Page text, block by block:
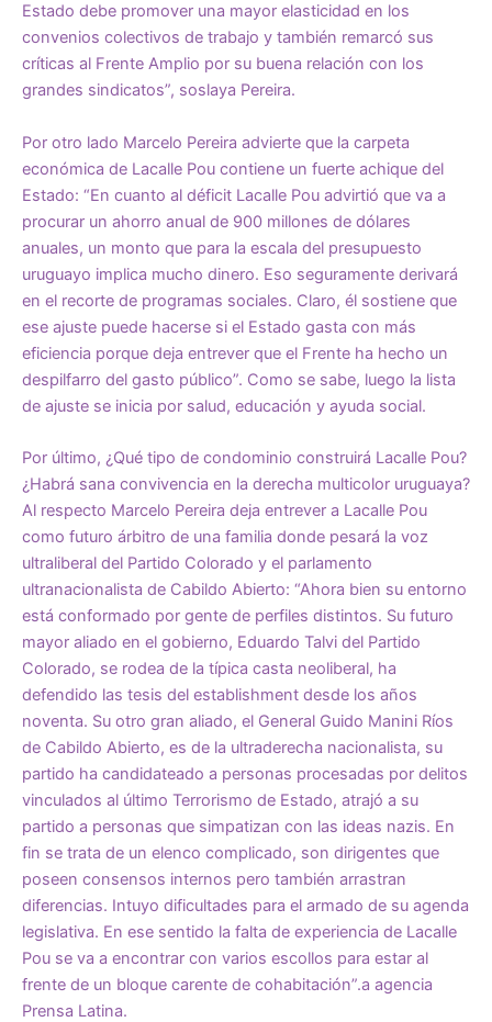
Estado debe promover una mayor elasticidad en los
convenios colectivos de trabajo y también remarcó sus
críticas al Frente Amplio por su buena relación con los
grandes sindicatos”, soslaya Pereira.
Por otro lado Marcelo Pereira advierte que la carpeta
económica de Lacalle Pou contiene un fuerte achique del
Estado: “En cuanto al déficit Lacalle Pou advirtió que va a
procurar un ahorro anual de 900 millones de dólares
anuales, un monto que para la escala del presupuesto
uruguayo implica mucho dinero. Eso seguramente derivará
en el recorte de programas sociales. Claro, él sostiene que
ese ajuste puede hacerse si el Estado gasta con más
eficiencia porque deja entrever que el Frente ha hecho un
despilfarro del gasto público”. Como se sabe, luego la lista
de ajuste se inicia por salud, educación y ayuda social.
Por último, ¿Qué tipo de condominio construirá Lacalle Pou?
¿Habrá sana convivencia en la derecha multicolor uruguaya?
Al respecto Marcelo Pereira deja entrever a Lacalle Pou
como futuro árbitro de una familia donde pesará la voz
ultraliberal del Partido Colorado y el parlamento
ultranacionalista de Cabildo Abierto: “Ahora bien su entorno
está conformado por gente de perfiles distintos. Su futuro
mayor aliado en el gobierno, Eduardo Talvi del Partido
Colorado, se rodea de la típica casta neoliberal, ha
defendido las tesis del establishment desde los años
noventa. Su otro gran aliado, el General Guido Manini Ríos
de Cabildo Abierto, es de la ultraderecha nacionalista, su
partido ha candidateado a personas procesadas por delitos
vinculados al último Terrorismo de Estado, atrajó a su
partido a personas que simpatizan con las ideas nazis. En
fin se trata de un elenco complicado, son dirigentes que
poseen consensos internos pero también arrastran
diferencias. Intuyo dificultades para el armado de su agenda
legislativa. En ese sentido la falta de experiencia de Lacalle
Pou se va a encontrar con varios escollos para estar al
frente de un bloque carente de cohabitación”.a agencia
Prensa Latina.